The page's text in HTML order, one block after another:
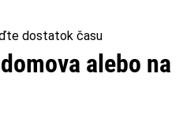
dostatok času
alebo na